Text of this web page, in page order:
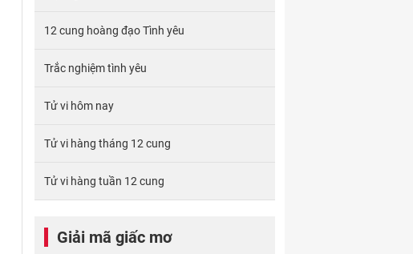
12 cung hoàng đạo Tình yêu
Trắc nghiệm tình yêu
Tử vi hôm nay
Tử vi hàng tháng 12 cung
Tử vi hàng tuần 12 cung
Giải mã giấc mơ